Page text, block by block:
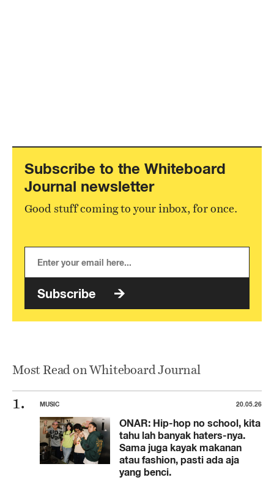
Subscribe to the Whiteboard
Journal newsletter
Good stuff coming to your inbox, for once.
Subscribe
Most Read on Whiteboard Journal
MUSIC 20.05.26
ONAR: Hip-hop no school, kita
tahu lah banyak haters-nya.
Sama juga kayak makanan
atau fashion, pasti ada aja
yang benci.